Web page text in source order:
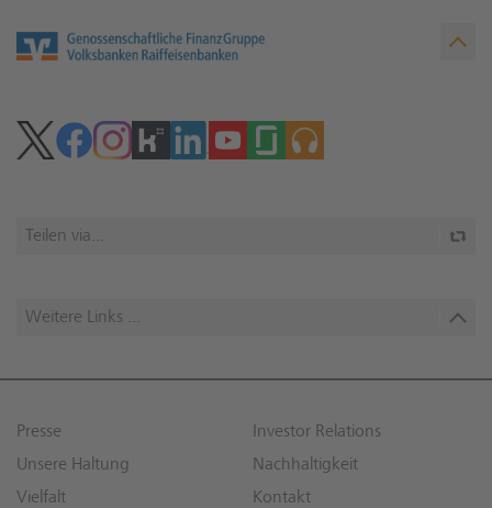
Teilen via...
Weitere Links ...
Presse
Investor Relations
Unsere Haltung
Nachhaltigkeit
Vielfalt
Kontakt